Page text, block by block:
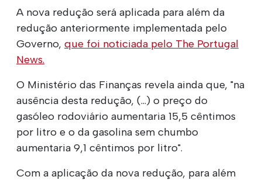
A nova redução será aplicada para além da
redução anteriormente implementada pelo
Governo, que foi noticiada pelo The Portugal
News.
O Ministério das Finanças revela ainda que, "na
ausência desta redução, (...) o preço do
gasóleo rodoviário aumentaria 15,5 cêntimos
por litro e o da gasolina sem chumbo
aumentaria 9,1 cêntimos por litro".
Com a aplicação da nova redução, para além